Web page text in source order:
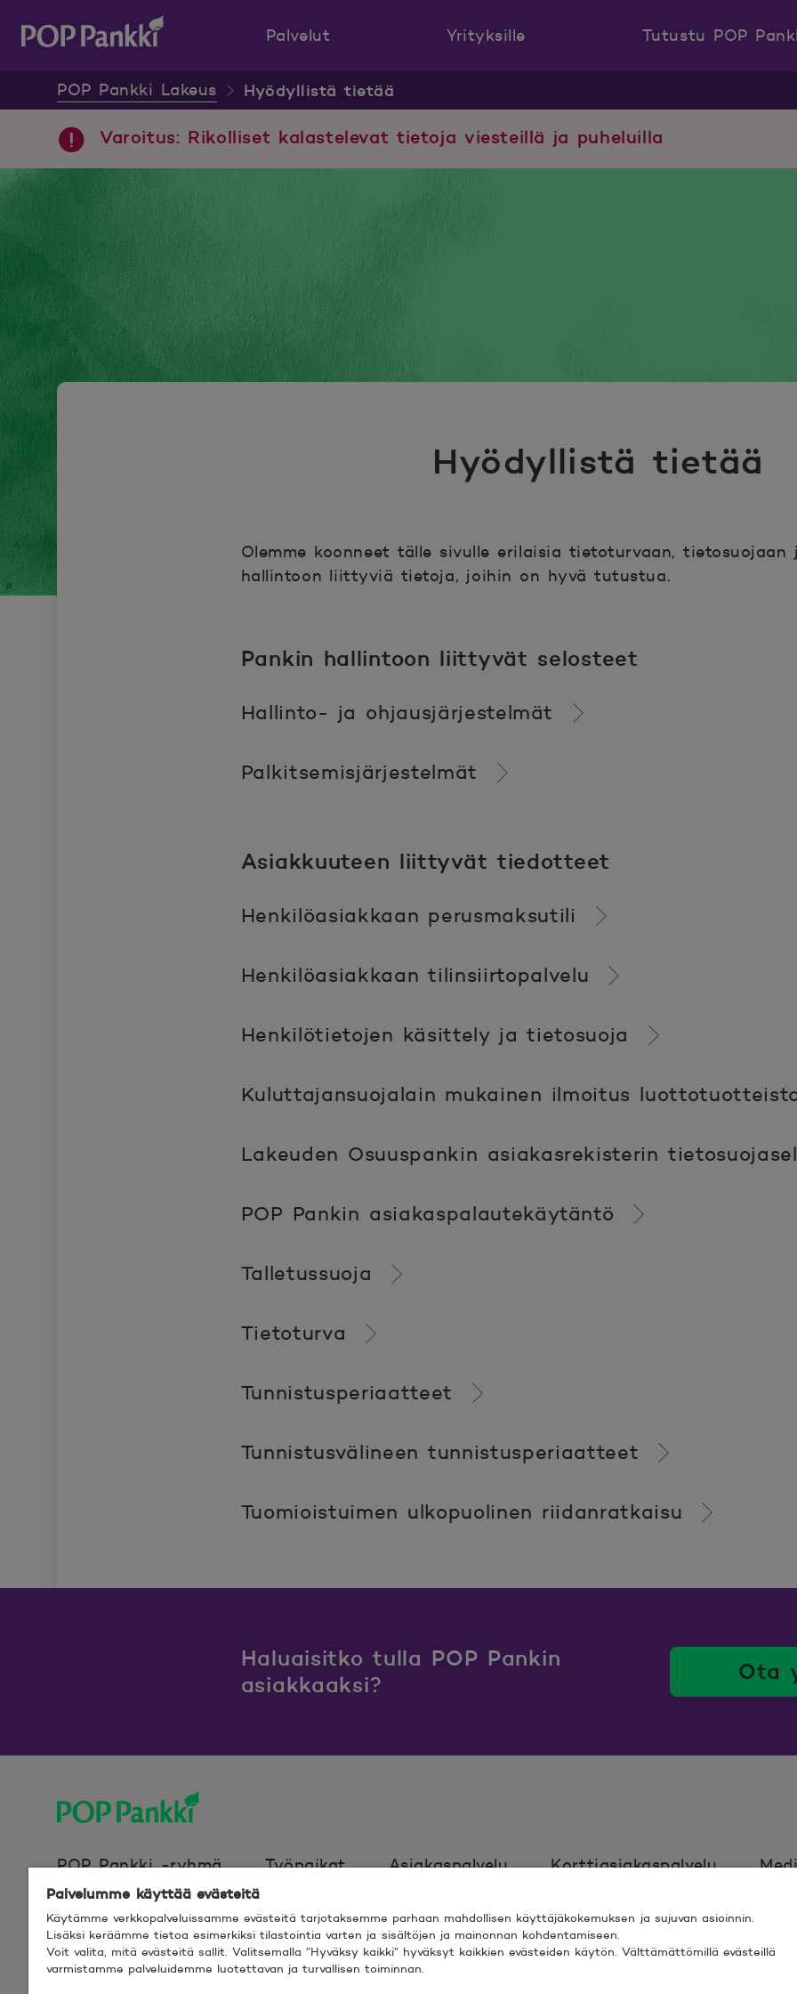
Palvelut Yrityksille
Tutustu POP
POP Pankki Lakeus Hyödyllistä tietää
Varoitus: Rikolliset kalastelevat tietoja viesteillä ja puheluilla
Hyödyllistä tietää
Olemme koonneet tälle sivulle erilaisia tietoturvaan, tietosuojaan
hallintoon liittyviä tietoja, joihin on hyvä tutustua.
Pankin hallintoon liittyvät selosteet
Hallinto- ja ohjausjärjestelmät
Palkitsemisjärjestelmät
Asiakkuuteen liittyvät tiedotteet
Henkilöasiakkaan perusmaksutili
Henkilöasiakkaan tilinsiirtopalvelu
Henkilötietojen käsittely ja tietosuoja
Kuluttajansuojalain mukainen ilmoitus
Lakeuden Osuuspankin asiakasrekisterin
POP Pankin asiakaspalautekäytäntö
Talletussuoja
Tietoturva
Tunnistusperiaatteet
Tunnistusvälineen tunnistusperiaatteet
Tuomioistuimen ulkopuolinen riidanratkaisu
Haluaisitko tulla POP Pankin
asiakkaaksi?
Ota
POP Pankki -ryhmä
Työpaikat Asiakaspalvelu Korttiasiakaspalvelu
Evästeet Verkkosivun käyttöehdot Ehdot Turvallinen asiointi
Palvelumme käyttää evästeitä
Käytämme verkkopalveluissamme evästeitä tarjotaksemme parhaan mahdollisen käyttäjäkokemuksen ja sujuvan asioinnin.
Lisäksi keräämme tietoa esimerkiksi tilastointia varten ja sisältöjen ja mainonnan kohdentamiseen.
Voit valita, mitä evästeitä sallit. Valitsemalla ”Hyväksy kaikki” hyväksyt kaikkien evästeiden käytön. Välttämättömillä evästeillä
varmistamme palveluidemme luotettavan ja turvallisen toiminnan.